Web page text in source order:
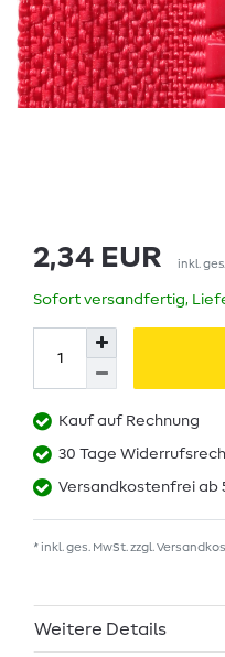
2,34 EUR inkl.
Sofort versandfertig,
Kauf auf Rechnung
30 Tage
Versandkostenfrei ab
* inkl. ges. MwSt. zzgl.
Weitere Details